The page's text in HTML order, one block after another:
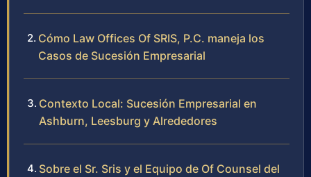
Cómo Law Offices Of SRIS, P.C. maneja los
Casos de Sucesión Empresarial
Contexto Local: Sucesión Empresarial en
Ashburn, Leesburg y Alrededores
Sobre el Sr. Sris y el Equipo de Of Counsel del